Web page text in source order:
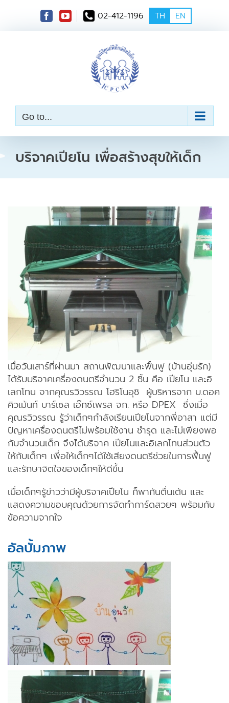
t
02-412-1196 TH EN
Go to...
บริจาคเปียโน เพื่อสร้างสุขให้เด็ก
เมื่อวันเสาร์ที่ผ่านมา สถานพัฒนาและฟื้นฟู (บ้านอุ่นรัก)
ได้รับบริจาคเครื่องดนตรีจำนวน 2 ชิ้น คือ เปียโน และอิ
เลกโทน จากคุณรวิวรรณ โฮริโนอุชิ ผู้บริหารจาก บ.ดอค
คิวเม้นท์ บาร์เซล เอ๊กซ์เพรส จก. หรือ DPEX ซึ่งเมื่อ
คุณรวิวรรณ รู้ว่าเด็กๆกำลังเรียนเปียโนจากพี่อาสา แต่มี
ปัญหาเครื่องดนตรีไม่พร้อมใช้งาน ชำรุด และไม่เพียงพอ
กับจำนวนเด็ก จึงไ้ด้บริจาค เปียโนและอิเลกโทนส่วนตัว
ให้กับเด็กๆ เพื่อให้เด็กๆได้ใช้เสียงดนตรีช่วยในการฟื้นฟู
และรักษาจิตใจของเด็กๆให้ดีขึ้น
เมื่อเด็กๆรู้ข่าวว่ามีผู้บริจาคเปียโน ก็พากันตื่นเต้น และ
แสดงความขอบคุณด้วยการจัดทำการ์ดสวยๆ พร้อมกับ
ข้อความจากใจ
อัลบั้มภาพ